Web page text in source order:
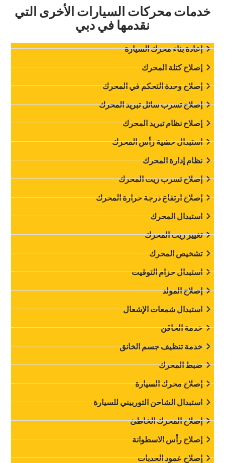
‏خدمات محركات السيارات الأخرى التي
نقدمها في دبي‏
‏إعادة بناء محرك السيارة‏
‏إصلاح كتلة المحرك‏
‏إصلاح وحدة التحكم في المحرك‏
‏إصلاح تسرب سائل تبريد المحرك‏
‏إصلاح نظام تبريد المحرك‏
‏استبدال حشية رأس المحرك‏
‏نظام إدارة المحرك‏
‏إصلاح تسرب زيت المحرك‏
‏إصلاح ارتفاع درجة حرارة المحرك‏
‏استبدال المحرك‏
‏تغيير زيت المحرك‏
‏تشخيص المحرك‏
‏استبدال حزام التوقيت‏
‏إصلاح المولد‏
‏استبدال شمعات الإشعال‏
‏خدمة الحاقن‏
‏خدمة تنظيف جسم الخانق‏
ضبط المحرك
‏إصلاح محرك السيارة‏
‏استبدال الشاحن التوربيني للسيارة‏
‏إصلاح المحرك الخاطئ‏
‏إصلاح رأس الاسطوانة‏
‏إصلاح عمود الحدبات‏